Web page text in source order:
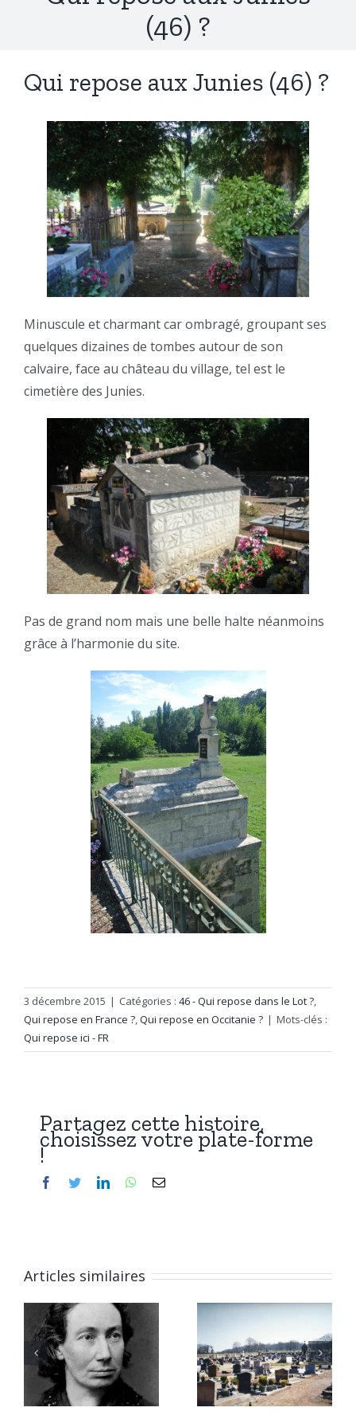
(46) ?
Qui repose aux Junies (46) ?
Minuscule et charmant car ombragé, groupant ses
quelques dizaines de tombes autour de son
calvaire, face au château du village, tel est le
cimetière des Junies.
Pas de grand nom mais une belle halte néanmoins
grâce à l’harmonie du site.
3 décembre 2015 | Catégories : 46 - Qui repose dans le Lot ?,
Qui repose en France ?,Qui repose en Occitanie ? | Mots-clés :
Qui repose ici - FR
Partagez cette histoire,
choisissez votre plate-forme
!
Facebook
TwitterLinkedInWhatsApp
Email
Articles similaires
Qui repose
à Chitry-
les-Mines
6 janvier
2026 :
Marius,
César, et